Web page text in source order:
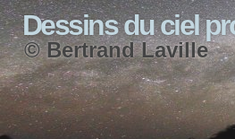
Dessins du ciel
© Bertrand Laville